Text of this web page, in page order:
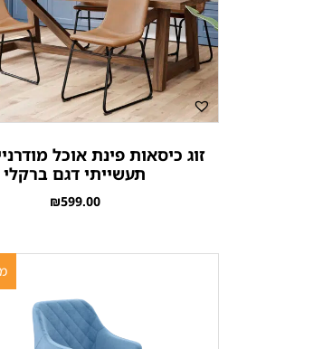
זוג כיסאות פינת אוכל
תעשייתי דגם ברקלי
₪599.00